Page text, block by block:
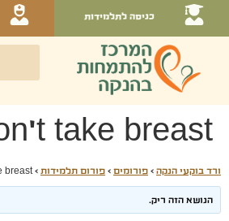
כניסה לתלמידות
take breast
ורד בוקעי הנקה › פורומים › פורום תלמידות ›
breast
הנושא הזה ריק.